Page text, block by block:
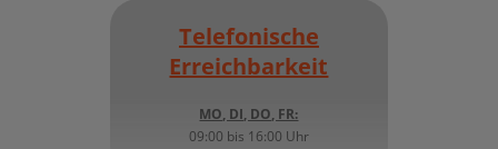
Telefonische
Erreichbarkeit
MO, DI, DO, FR:
09:00 bis 16:00 Uhr